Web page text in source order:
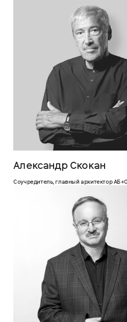
Александр Скокан
Соучредитель, главный архитектор АБ